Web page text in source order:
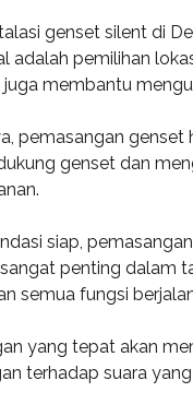
genset silent di
adalah pemilihan
membantu
pemasangan
genset dan
siap,
penting dalam
semua fungsi
yang tepat akan
terhadap suara